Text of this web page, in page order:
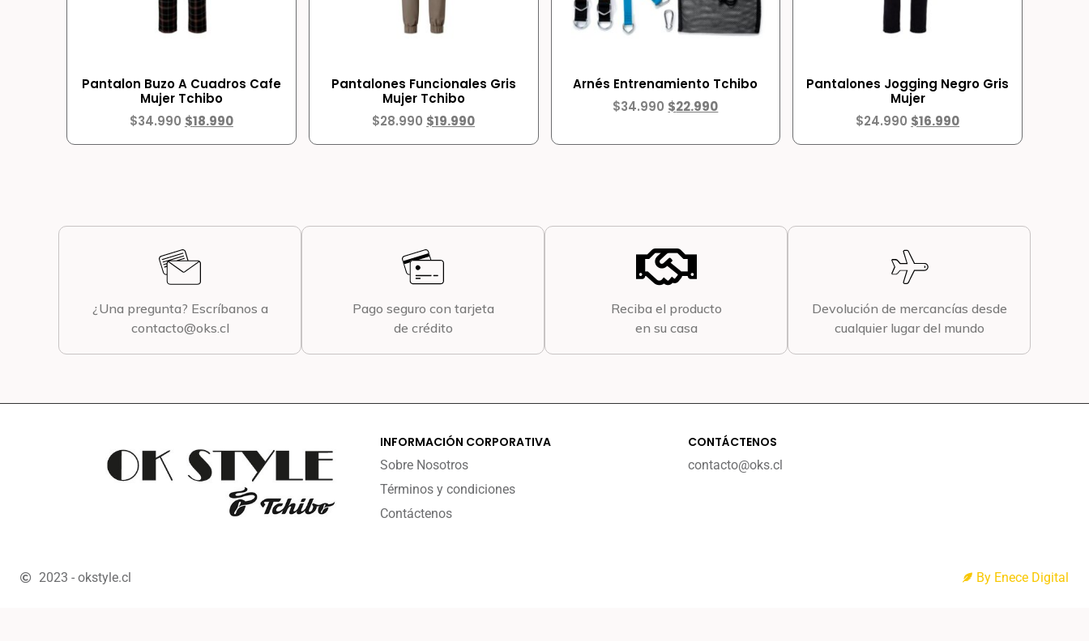
Pantalon Buzo A Cuadros Cafe
Mujer Tchibo
$34.990 $18.990
Pantalones Funcionales Gris
Mujer Tchibo
$28.990 $19.990
Arnés Entrenamiento Tchibo
$34.990 $22.990
Pantalones Jogging Negro Gris
Mujer
$24.990 $16.990
¿Una pregunta? Escríbanos a
contacto@oks.cl
Pago seguro con tarjeta
de crédito
Reciba el producto
en su casa
Devolución de mercancías desde
cualquier lugar del mundo
INFORMACIÓN CORPORATIVA
Sobre Nosotros
Términos y condiciones
Contáctenos
CONTÁCTENOS
contacto@oks.cl
2023 - okstyle.cl By Enece Digital